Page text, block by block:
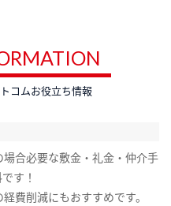
コムお役立ち情報
合必要な敷金・礼金・仲介手
す！
費削減にもおすすめです。